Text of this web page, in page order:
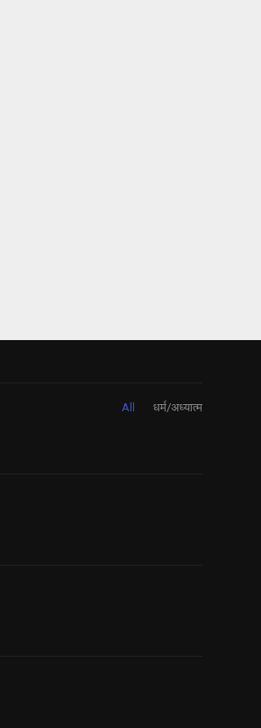
All धर्म/अध्यात्म